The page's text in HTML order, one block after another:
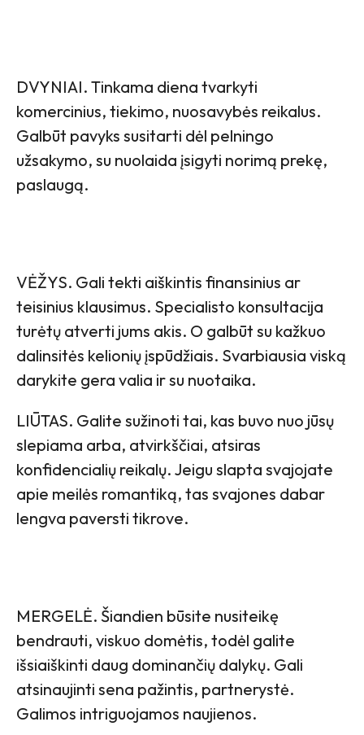
DVYNIAI. Tinkama diena tvarkyti
komercinius, tiekimo, nuosavybės reikalus.
Galbūt pavyks susitarti dėl pelningo
užsakymo, su nuolaida įsigyti norimą prekę,
paslaugą.
VĖŽYS. Gali tekti aiškintis finansinius ar
teisinius klausimus. Specialisto konsultacija
turėtų atverti jums akis. O galbūt su kažkuo
dalinsitės kelionių įspūdžiais. Svarbiausia viską
darykite gera valia ir su nuotaika.
LIŪTAS. Galite sužinoti tai, kas buvo nuo jūsų
slepiama arba, atvirkščiai, atsiras
konfidencialių reikalų. Jeigu slapta svajojate
apie meilės romantiką, tas svajones dabar
lengva paversti tikrove.
MERGELĖ. Šiandien būsite nusiteikę
bendrauti, viskuo domėtis, todėl galite
išsiaiškinti daug dominančių dalykų. Gali
atsinaujinti sena pažintis, partnerystė.
Galimos intriguojamos naujienos.